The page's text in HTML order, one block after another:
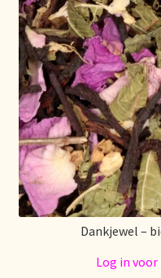
Mijn Favorieten
Multilingualism
Multilinguisme
Multilingüismo.
Newsletter
Dankjewel –
Log in